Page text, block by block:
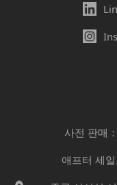
Ins
사전 판매
애프터 세